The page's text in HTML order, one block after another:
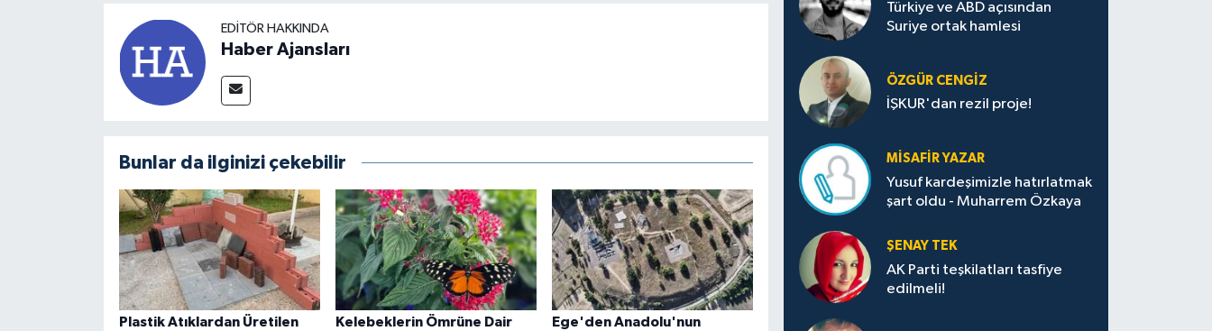
EDITÖR HAKKINDA
Haber Ajansları
Bunlar da ilginizi çekebilir
Plastik Atıklardan Üretilen
Kelebeklerin Ömrüne Dair
Ege'den Anadolu'nun
Türkiye ve ABD açısından
Suriye ortak hamlesi
ÖZGÜR CENGIZ
İŞKUR'dan rezil proje!
MISAFIR YAZAR
Yusuf kardeşimizle hatırlatmak
şart oldu - Muharrem Özkaya
ŞENAY TEK
AK Parti teşkilatları tasfiye
edilmeli!